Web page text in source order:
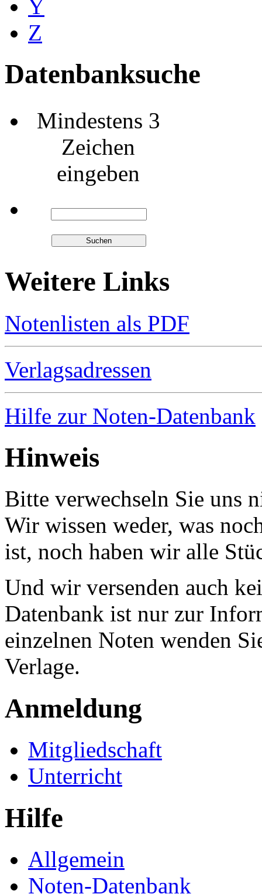
Y
Z
Datenbanksuche
Mindestens 3
Zeichen
eingeben
Weitere Links
Notenlisten als PDF
Verlagsadressen
Hilfe zur Noten-Datenbank
Hinweis
Bitte verwechseln Sie uns
Wir wissen weder, was
ist, noch haben wir alle
Und wir versenden auch
Datenbank ist nur zur
einzelnen Noten wenden
Verlage.
Anmeldung
Mitgliedschaft
Unterricht
Hilfe
Allgemein
Noten-Datenbank